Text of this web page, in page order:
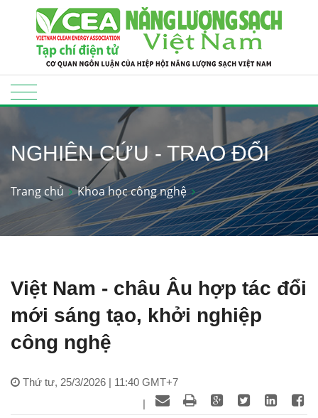
NGHIÊN CỨU - TRAO ĐỔI
Trang chủ Khoa học công nghệ
Việt Nam - châu Âu hợp tác đổi
mới sáng tạo, khởi nghiệp
công nghệ
Thứ tư, 25/3/2026 | 11:40 GMT+7
|